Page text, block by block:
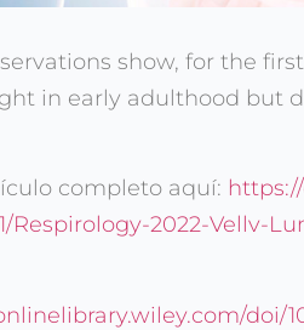
show, for the
in early adulthood but
completo aquí:
Respirology-2022-Vellv-
doi/